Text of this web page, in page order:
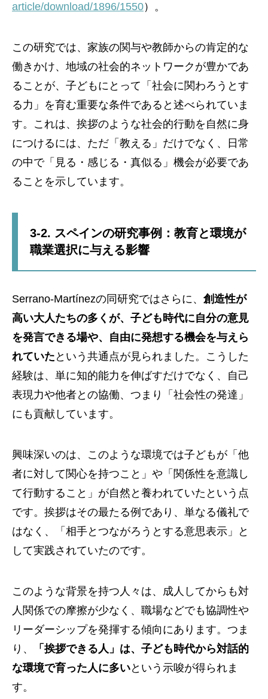
article/download/1896/1550）。
この研究では、家族の関与や教師からの肯定的な
働きかけ、地域の社会的ネットワークが豊かであ
ることが、子どもにとって「社会に関わろうとす
る力」を育む重要な条件であると述べられていま
す。これは、挨拶のような社会的行動を自然に身
につけるには、ただ「教える」だけでなく、日常
の中で「見る・感じる・真似る」機会が必要であ
ることを示しています。
3-2. スペインの研究事例：教育と環境が
職業選択に与える影響
Serrano-Martínezの同研究ではさらに、 創造性が
高い大人たちの多くが、子ども時代に自分の意見
を発言できる場や、自由に発想する機会を与えら
れていた という共通点が見られました。こうした
経験は、単に知的能力を伸ばすだけでなく、自己
表現力や他者との協働、つまり「社会性の発達」
にも貢献しています。
興味深いのは、このような環境では子どもが「他
者に対して関心を持つこと」や「関係性を意識し
て行動すること」が自然と養われていたという点
です。挨拶はその最たる例であり、単なる儀礼で
はなく、「相手とつながろうとする意思表示」と
して実践されていたのです。
このような背景を持つ人々は、成人してからも対
人関係での摩擦が少なく、職場などでも協調性や
リーダーシップを発揮する傾向にあります。つま
り、
「挨拶できる人」は、子ども時代から対話的
な環境で育った人に多いという示唆が得られま
す。